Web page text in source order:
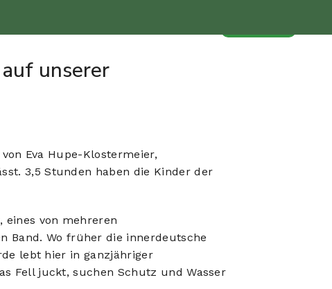
unserer
Eva Hupe-Klostermeier,
3,5 Stunden haben die Kinder der
eines von mehreren
Band. Wo früher die innerdeutsche
lebt hier in ganzjähriger
Fell juckt, suchen Schutz und Wasser